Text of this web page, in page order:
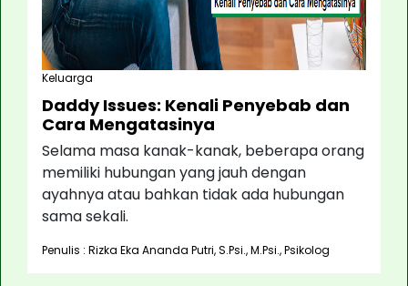
Keluarga
Daddy Issues: Kenali Penyebab dan
Cara Mengatasinya
Selama masa kanak-kanak, beberapa orang
memiliki hubungan yang jauh dengan
ayahnya atau bahkan tidak ada hubungan
sama sekali.
Penulis : Rizka Eka Ananda Putri, S.Psi., M.Psi., Psikolog